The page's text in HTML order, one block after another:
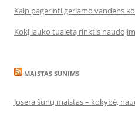
Kaip pagerinti geriamo vandens
Kokį lauko tualetą rinktis
MAISTAS SUNIMS
Josera šunų maistas – kokybė,